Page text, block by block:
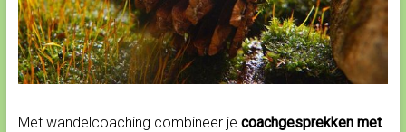
Met wandelcoaching combineer je coachgesprekken met